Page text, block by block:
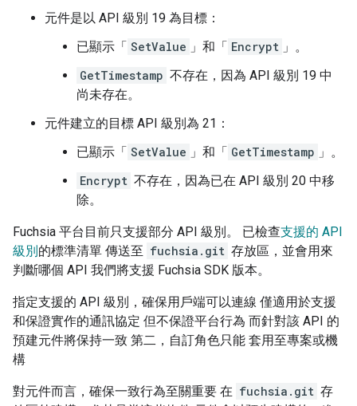
元件是以 API 級別 19 為目標：
已顯示「 SetValue 」和「 Encrypt 」。
GetTimestamp 不存在，因為 API 級別 19 中
尚未存在。
元件建立的目標 API 級別為 21：
已顯示「 SetValue 」和「 GetTimestamp 」。
Encrypt 不存在，因為已在 API 級別 20 中移
除。
Fuchsia 平台目前只支援部分 API 級別。 已檢查支援的 API
級別的標準清單 傳送至 fuchsia.git 存放區，並會用來
判斷哪個 API 我們將支援 Fuchsia SDK 版本。
指定支援的 API 級別，確保用戶端可以連線 僅適用於支援
和保證實作的通訊協定 但不保證平台行為 而針對該 API 的
預建元件將保持一致 第二，自訂角色只能 套用至專案或機
構
對元件而言，確保一致行為至關重要 在 fuchsia.git 存